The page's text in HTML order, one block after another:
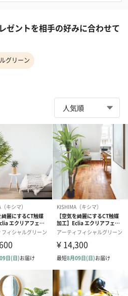
ゼントを相手の好みに合わせて
グリーン